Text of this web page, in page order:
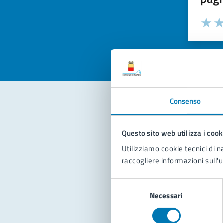
Consenso
Questo sito web utilizza i
Utilizziamo cookie tecnici di
raccogliere informazioni
Necessari
Valuta